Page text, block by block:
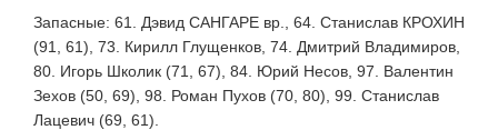
Запасные: 61. Дэвид САНГАРЕ вр., 64. Станислав КРОХИН
(91, 61), 73. Кирилл Глущенков, 74. Дмитрий Владимиров,
80. Игорь Школик (71, 67), 84. Юрий Несов, 97. Валентин
Зехов (50, 69), 98. Роман Пухов (70, 80), 99. Станислав
Лацевич (69, 61).